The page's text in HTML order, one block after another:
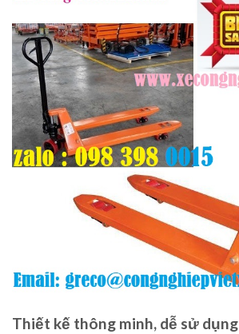
Thiết kế thông minh, dễ sử dụng